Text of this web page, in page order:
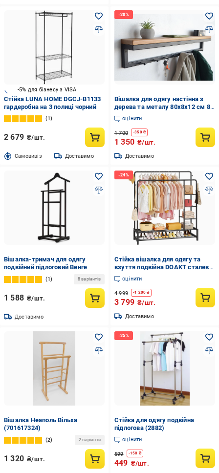
-5% для бізнесу з VISA
Стійка LUNA HOME DGCJ-B1133
гардеробна на 3 полиці чорний
1
2 679 ₴/шт.
Cамовивіз Доставимо
Вішалка для одягу настінна з
дерева та металу 80x8x12 см 8
гачків Чорний/Дуб (CR.MW-2.5)
оцінити
1 700 -350₴
1 350 ₴/шт.
Доставимо
Вішалка-тримач для одягу
подвійний підлоговий Венге
1 8 варіантів
1 588 ₴/шт.
Доставимо
Стійка вішалка для одягу та
взуття подвійна DOAKT сталева
підлогова з гачками і колеса
XXL+ Black (DSV-500BK)
оцінити
4 999 -1 200 ₴
3 799 ₴/шт.
Доставимо
Вішалка Неаполь Вільха
(701617324)
2 2 варіанти
1 320 ₴/шт.
Стійка для одягу подвійна
підлогова (2882)
оцінити
599 -150 ₴
449 ₴/шт.